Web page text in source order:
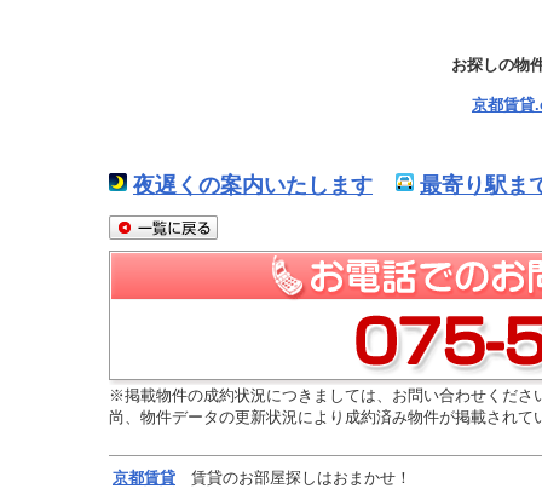
お探しの物
京都賃貸
夜遅くの案内いたします 最寄り駅ま
※掲載物件の成約状況につきましては、お問い合わせくださ
尚、物件データの更新状況により成約済み物件が掲載され
京都賃貸 賃貸のお部屋探しはおまかせ！